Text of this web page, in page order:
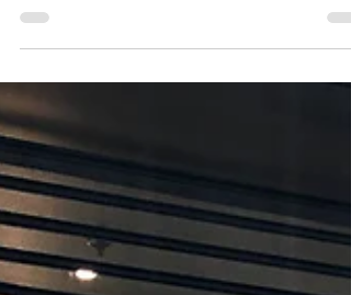
Ecœurés : c’est ainsi qu’on peut résumer l’état d’esprit en